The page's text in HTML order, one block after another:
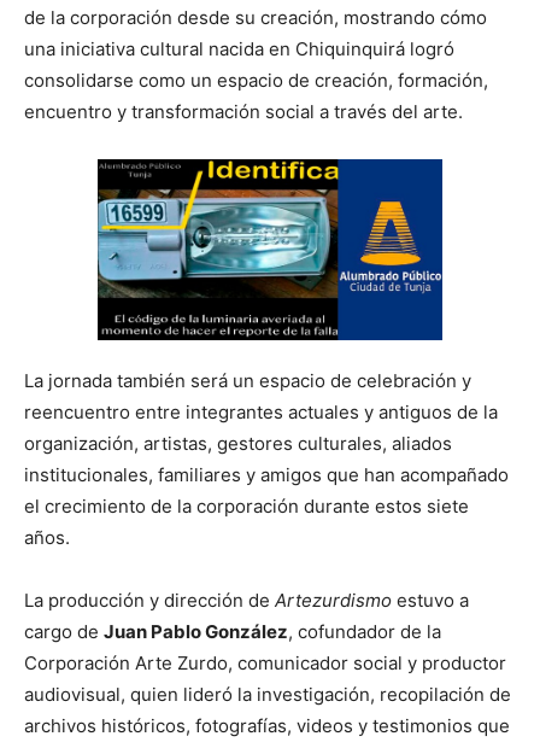
de la corporación desde su creación, mostrando cómo
una iniciativa cultural nacida en Chiquinquirá logró
consolidarse como un espacio de creación, formación,
encuentro y transformación social a través del arte.
La jornada también será un espacio de celebración y
reencuentro entre integrantes actuales y antiguos de la
organización, artistas, gestores culturales, aliados
institucionales, familiares y amigos que han acompañado
el crecimiento de la corporación durante estos siete
años.
La producción y dirección de Artezurdismo estuvo a
cargo de Juan Pablo González, cofundador de la
Corporación Arte Zurdo, comunicador social y productor
audiovisual, quien lideró la investigación, recopilación de
archivos históricos, fotografías, videos y testimonios que